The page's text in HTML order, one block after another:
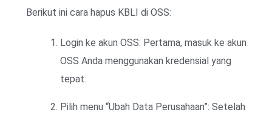
Berikut ini cara hapus KBLI di OSS:
Login ke akun OSS: Pertama, masuk ke akun
OSS Anda menggunakan kredensial yang
tepat.
Pilih menu “Ubah Data Perusahaan”: Setelah